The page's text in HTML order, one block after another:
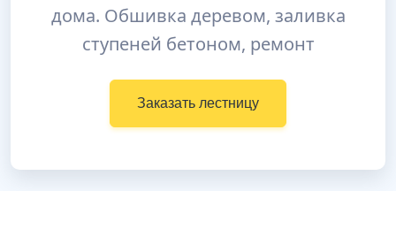
дома. Обшивка деревом, заливка
ступеней бетоном, ремонт
Заказать лестницу